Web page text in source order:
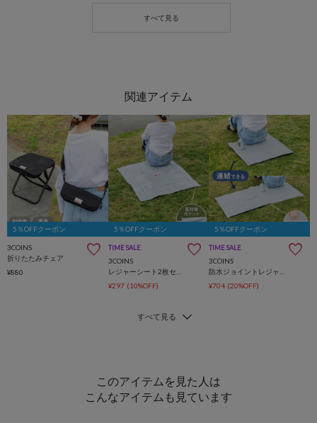
5％OFFクーポン
3COINS
折りたたみチェア
¥880
5％OFFクーポン
TIME SALE
3COINS
¥297 (10%OFF)
5％OFFクーポン
TIME SALE
3COINS
¥704 (20%OFF)
このアイテムを見た人は
こんなアイテムも見ています